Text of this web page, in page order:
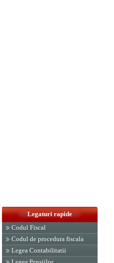
Legaturi rapide
Codul Fiscal
Codul de procedura fiscala
Legea Contabilitatii